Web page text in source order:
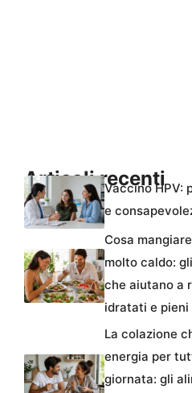
Articoli recenti
Vaccino HPV:
e
Cosa
molto caldo:
che aiutano a
idratati e pieni
La colazione
energia per
giornata: gli